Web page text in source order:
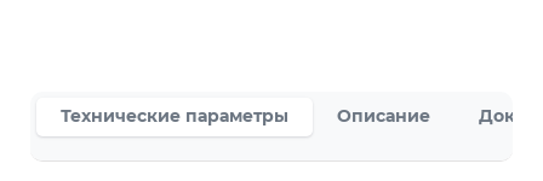
Технические параметры Описание